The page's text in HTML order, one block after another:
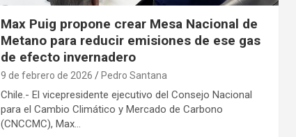
Max Puig propone crear Mesa Nacional de
Metano para reducir emisiones de ese gas
de efecto invernadero
9 de febrero de 2026 Pedro Santana
Chile.- El vicepresidente ejecutivo del Consejo Nacional
para el Cambio Climático y Mercado de Carbono
(CNCCMC), Max…